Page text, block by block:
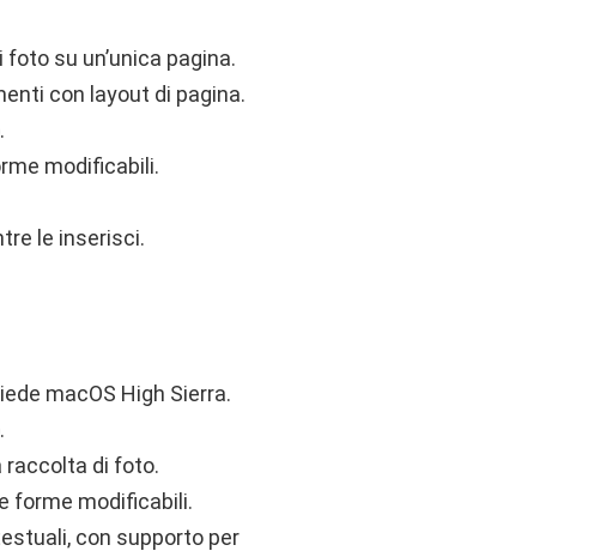
su un’unica pagina.
con layout di pagina.
modificabili.
le inserisci.
macOS High Sierra.
raccolta di foto.
forme modificabili.
con supporto per